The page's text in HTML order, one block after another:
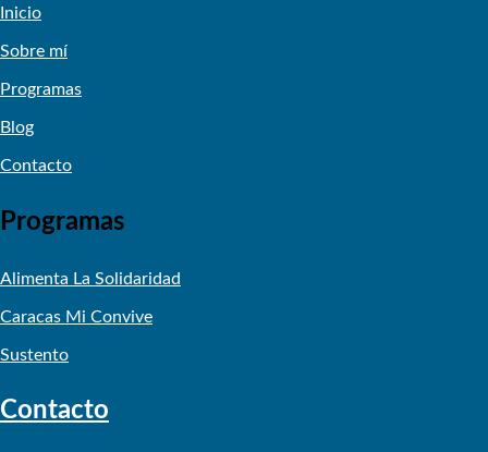
Inicio
Sobre mí
Programas
Blog
Contacto
Programas
Alimenta La Solidaridad
Caracas Mi Convive
Sustento
Contacto